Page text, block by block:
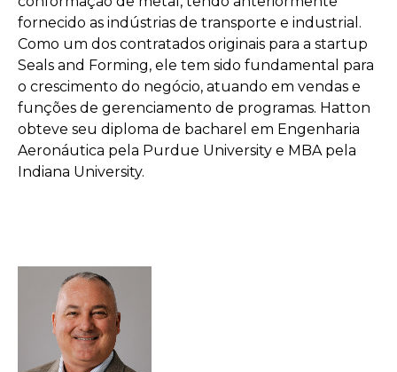
fornecido as indústrias de transporte e industrial.
Como um dos contratados originais para a startup
Seals and Forming, ele tem sido fundamental para
o crescimento do negócio, atuando em vendas e
funções de gerenciamento de programas. Hatton
obteve seu diploma de bacharel em Engenharia
Aeronáutica pela Purdue University e MBA pela
Indiana University.